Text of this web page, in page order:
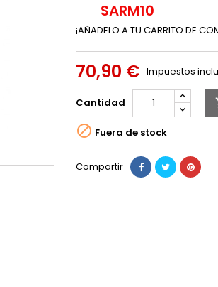
SARM10
¡AÑADELO A TU CARRITO DE
70,90 € Impuestos
Cantidad
 Fuera de stock
Compartir